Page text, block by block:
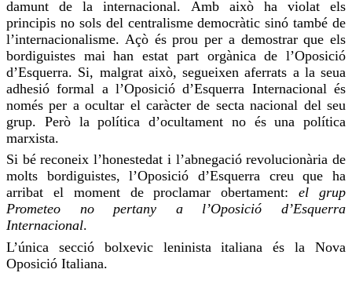
damunt de la internacional. Amb això ha violat els
principis no sols del centralisme democràtic sinó també de
l’internacionalisme. Açò és prou per a demostrar que els
bordiguistes maihan estat part orgànica de l’Oposició
d’Esquerra. Si, malgrat això, segueixen aferrats a la seua
adhesió formal a l’Oposició d’Esquerra Internacional és
només per a ocultar el caràcter de secta nacional del seu
grup. Però la política d’ocultament no és una política
marxista.
Si bé reconeix l’honestedat i l’abnegació revolucionària de
molts bordiguistes, l’Oposició d’Esquerra creuque ha
arribat el moment de proclamar obertament:el grup
Prometeo no pertany a l’Oposició d’Esquerra
Internacional.
L’única secció bolxevic leninista italiana és la Nova
Oposició Italiana.